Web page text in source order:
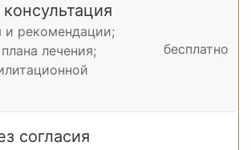
и рекомендации;
лечения;
бесплатно
согласия